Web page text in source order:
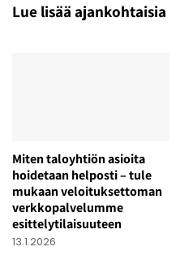
Lue lisää ajankohtaisia
Miten taloyhtiön asioita
hoidetaan helposti – tule
mukaan veloituksettoman
verkkopalvelumme
esittelytilaisuuteen
13.1.2026